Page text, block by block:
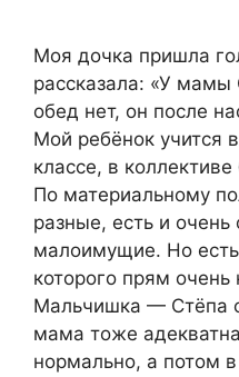
Моя дочка пришлa
рассказала: «У
обед нет, он после
Мой ребёнок учится
классе, в
По материальному
разные, есть и
малоимущие. Но
которого прям
Мальчишка — Стёпа
мама тоже
нормально, а потом